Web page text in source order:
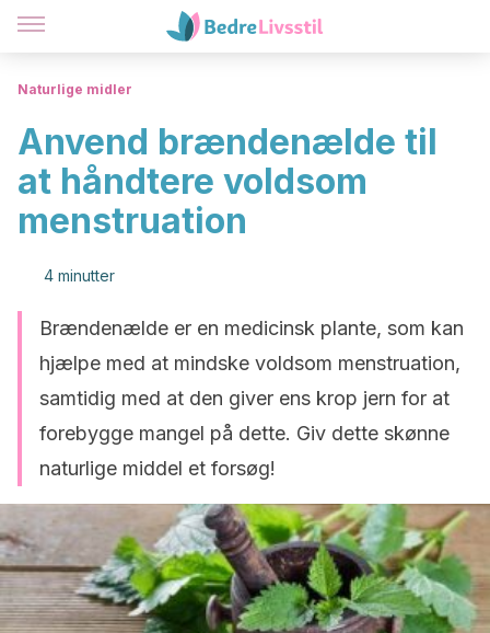
Naturlige midler
Anvend brændenælde til
at håndtere voldsom
menstruation
4 minutter
Brændenælde er en medicinsk plante, som kan
hjælpe med at mindske voldsom menstruation,
samtidig med at den giver ens krop jern for at
forebygge mangel på dette. Giv dette skønne
naturlige middel et forsøg!